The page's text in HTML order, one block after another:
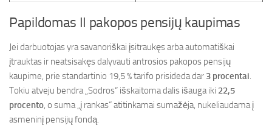
Papildomas II pakopos pensijų kaupimas
Jei darbuotojas yra savanoriškai įsitraukęs arba automatiškai
įtrauktas ir neatsisakęs dalyvauti antrosios pakopos pensijų
kaupime, prie standartinio 19,5 % tarifo prisideda dar 3 procentai.
Tokiu atveju bendra „Sodros“ išskaitoma dalis išauga iki 22,5
procento, o suma „į rankas“ atitinkamai sumažėja, nukeliaudama į
asmeninį pensijų fondą.